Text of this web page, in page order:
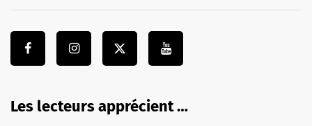
Les lecteurs apprécient …